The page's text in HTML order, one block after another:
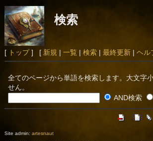
検索
[ トップ] [ 新規 | 一覧| 検索| 最終更新| ヘル
全てのページから単語を検索します。大文字
せん。
AND検索
Site admin: artesnaut